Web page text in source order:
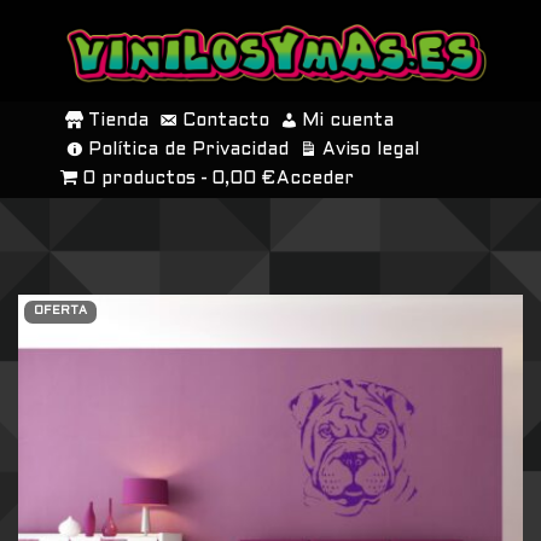
SALTAR
CONTENIDO
Tienda Contacto
Mi cuenta
Política de Privacidad
Aviso legal
0 productos
0,00 € Acceder
OFERTA